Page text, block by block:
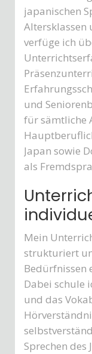
japanischen
Altersklassen
verfüge ich
und
für sämtliche
Japan sowie
als
Mein
strukturiert
Bedürfnissen
Dabei schule
und das
Sprechen des